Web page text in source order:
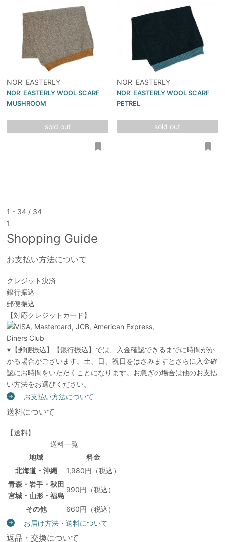
NOR' EASTERLY
NOR' EASTERLY WOOL SCARF
MUSHROOM
sold out
NOR' EASTERLY
NOR' EASTERLY WOOL SCARF
PETREL
sold out
1 - 34 / 34
1
Shopping Guide
お支払い方法について
クレジット決済
銀行振込
郵便振込
【対応クレジットカード】
※【郵便振込】【銀行振込】では、入金確認できるまでに時間がか
かる場合がございます。土、日、祝日をはさみますとさらに入金確
認にお時間をいただくことになります。お急ぎの場合は他のお支払
い方法をお選びください。
お支払い方法について
送料について
【送料】
送料一覧
地域
料金
北海道・沖縄
1,980円（税込）
青森・岩手・秋田
宮城・山形・福島
990円（税込）
その他
660円（税込）
お届け方法・送料について
返品・交換について